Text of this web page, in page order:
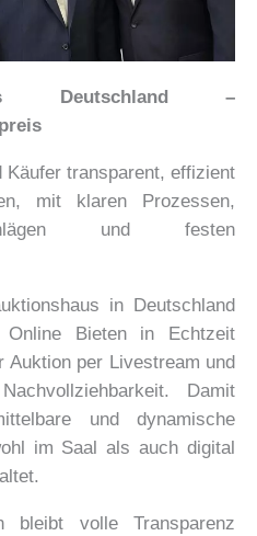
Deutschland –
Käufer transparent, effizient
mit klaren Prozessen,
und festen
in Deutschland
Bieten in Echtzeit
Auktion per Livestream und
Damit
und dynamische
im Saal als auch digital
volle Transparenz